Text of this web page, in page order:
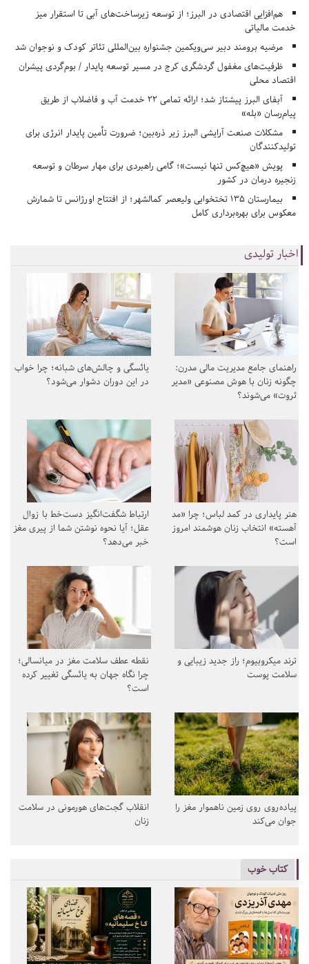
هم‌افزایی اقتصادی در البرز؛ از توسعه زیرساخت‌های آبی تا استقرار میز
خدمت مالیاتی
مرضیه برومند دبیر سی‌ویکمین جشنواره بین‌المللی تئاتر کودک و نوجوان شد
ظرفیت‌های مغفول گردشگری کرج در مسیر توسعه پایدار / بوم‌گردی پیشران
اقتصاد محلی
آبفای البرز پیشتاز شد؛ ارائه تمامی ۲۲ خدمت آب و فاضلاب از طریق
پیام‌رسان «بله»
مشکلات صنعت آرایشی البرز زیر ذره‌بین؛ ضرورت تأمین پایدار انرژی برای
تولیدکنندگان
پویش «هیچ‌کس تنها نیست»؛ گامی راهبردی برای مهار سرطان و توسعه
زنجیره درمان در کشور
بیمارستان ۱۳۵ تختخوابی ولیعصر کمالشهر؛ از افتتاح اورژانس تا شمارش
معکوس برای بهره‌برداری کامل
اخبار تولیدی
راهنمای جامع مدیریت مالی مدرن:
چگونه زنان با هوش مصنوعی «مدیر
ثروت» می‌شوند؟
یائسگی و چالش‌های شبانه؛ چرا خواب
در این دوران دشوار می‌شود؟
هنر پایداری در کمد لباس؛ چرا «مد
آهسته» انتخاب زنان هوشمند امروز
است؟
ارتباط شگفت‌انگیز دست‌خط با زوال
عقل؛ آیا نحوه نوشتن شما از پیری مغز
خبر می‌دهد؟
ترند میکروبیوم؛ راز جدید زیبایی و
سلامت پوست
نقطه عطف سلامت مغز در میانسالی؛
چرا نگاه جهان به یائسگی تغییر کرده
است؟
پیاده‌روی روی زمین ناهموار مغز را
جوان می‌کند
انقلاب گجت‌های هورمونی در سلامت
زنان
کتاب خوب